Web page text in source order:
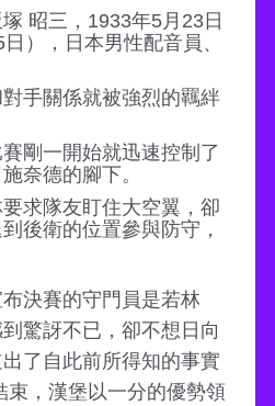
昭三，1933年5月23日
），日本男性配音員、
手關係就被強烈的羈絆
剛一開始就迅速控制了
奈德的腳下。
求隊友盯住大空翼，卻
後衛的位置參與防守，
決賽的守門員是若林
驚訝不已，卻不想日向
了自此前所得知的事實
束，漢堡以一分的優勢領